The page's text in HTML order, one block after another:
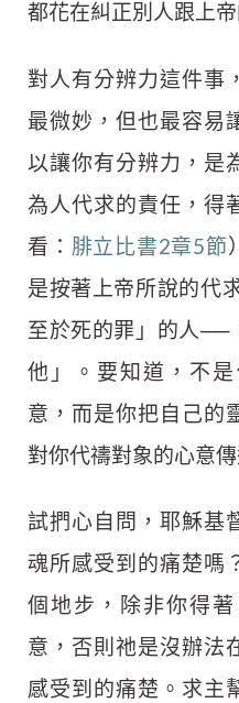
都花在糾正別人跟上帝
對人有分辨力這件事
最微妙，但也最容易
以讓你有分辨力，是
為人代求的責任，得
看： 腓立比書2章5節
是按著上帝所說的
至於死的罪」的人
他」。要知道，不
意，而是你把自己的
對你代禱對象的心意
試捫心自問，耶穌基
魂所感受到的痛楚嗎
個地步，除非你得
意，否則祂是沒辦法
感受到的痛楚。求主